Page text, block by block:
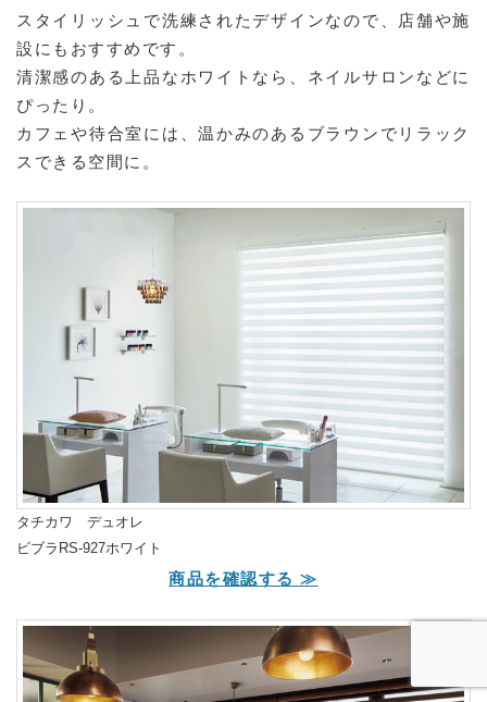
スタイリッシュで洗練されたデザインなので、店舗や施
設にもおすすめです。
清潔感のある上品なホワイトなら、ネイルサロンなどに
ぴったり。
カフェや待合室には、温かみのあるブラウンでリラック
スできる空間に。
タチカワ デュオレ
ビブラRS-927ホワイト
商品を確認する ≫